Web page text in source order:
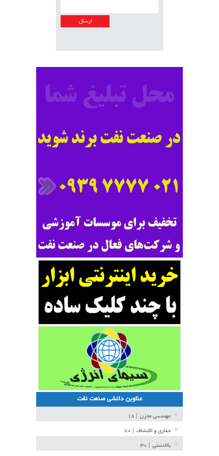
عناوین دانشی صنعت نفت
مهندسی مخزن
حفاری و اکتشاف
بالادستی